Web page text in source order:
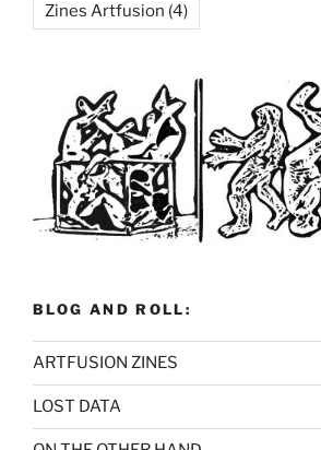
Zines Artfusion (4)
BLOG AND ROLL:
ARTFUSION ZINES
LOST DATA